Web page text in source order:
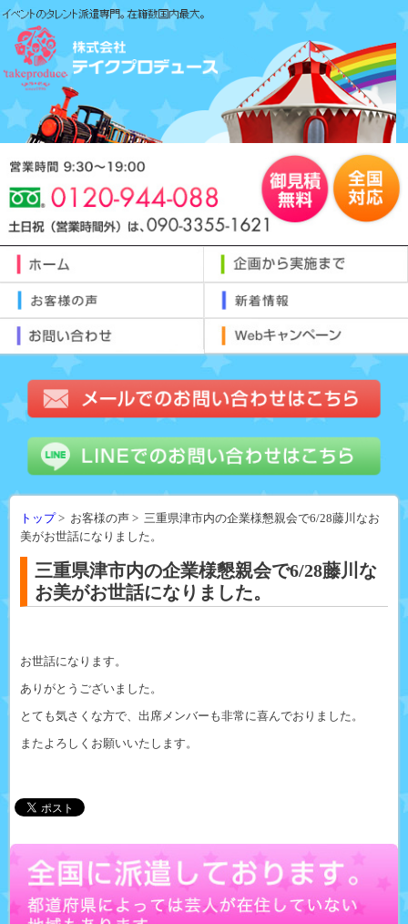
トップ> お客様の声 > 三重県津市内の企業様懇親会で6/28藤川なお
美がお世話になりました。
三重県津市内の企業様懇親会で6/28藤川な
お美がお世話になりました。
お世話になります。
ありがとうございました。
とても気さくな方で、出席メンバーも非常に喜んでおりました。
またよろしくお願いいたします。